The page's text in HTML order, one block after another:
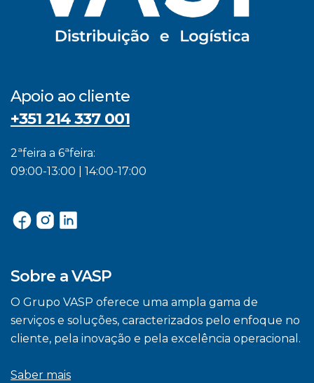
Apoio ao cliente
+351 214 337 001
2ªfeira a 6ªfeira:
09:00-13:00 | 14:00-17:00
Sobre a VASP
O Grupo VASP oferece uma ampla gama de
serviços e soluções, caracterizados pelo enfoque no
cliente, pela inovação e pela excelência operacional.
Saber mais